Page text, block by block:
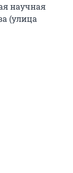
научная
(улица